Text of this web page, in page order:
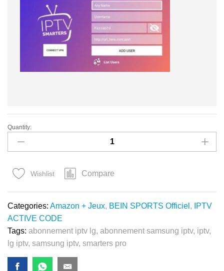
Abonnement
IPTV
PRO
4K
iPHONE
quantity
Quantity:
Wishlist Compare
Categories: Amazon + Jeux, BEIN SPORTS Officiel ,
IPTV
ACTIVE CODE
Tags: abonnement iptv lg, abonnement samsung iptv, iptv,
lg iptv, samsung iptv, smarters pro